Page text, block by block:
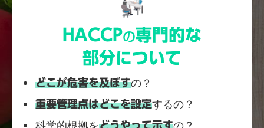
HACCPの専門的な
部分について
どこが危害を及ぼすの？
重要管理点はどこを設定するの？
どうやって示す